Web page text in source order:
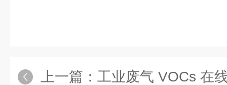
上一篇： 工业废气 VOCs 在线监测设备